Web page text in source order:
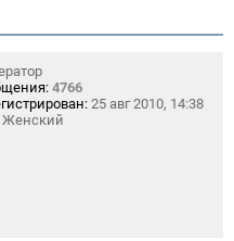
4766
25 авг 2010, 14:38
Женский